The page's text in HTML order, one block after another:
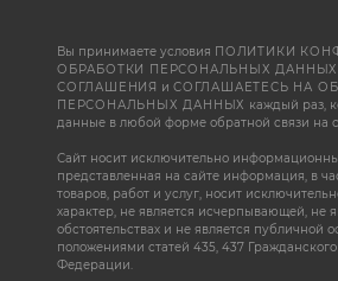
Вы принимаете условия ПОЛИТИКИ
ОБРАБОТКИ ПЕРСОНАЛЬНЫХ ДАННЫХ
СОГЛАШЕНИЯ иСОГЛАШАЕТЕСЬ НА
ПЕРСОНАЛЬНЫХ ДАННЫХ каждый раз,
данные в любой форме обратной связи на
Сайт носит исключительно
представленная на сайте информация, в
товаров, работ и услуг, носит
характер, не является исчерпывающей, не
обстоятельствах и не является публичной
положениями статей 435, 437
Федерации.